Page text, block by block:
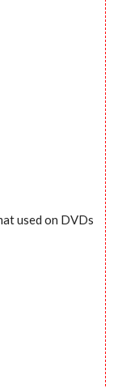
used on DVDs